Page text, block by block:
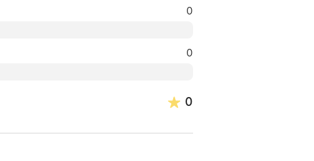
0
0
0